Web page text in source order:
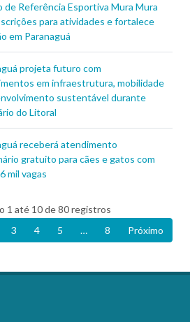
de Referência Esportiva Mura Mura
para atividades e fortalece
em Paranaguá
projeta futuro com
em infraestrutura, mobilidade
sustentável durante
do Litoral
receberá atendimento
gratuito para cães e gatos com
mil vagas
1 até 10 de 80 registros
3 4 5 … 8 Próximo